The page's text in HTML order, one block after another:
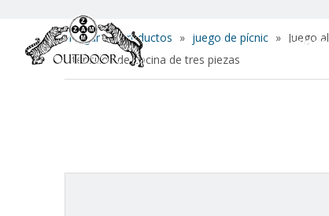
Hogar
Hogar » Productos » juego de pícnic » Juego
Utensilios de cocina de tres piezas